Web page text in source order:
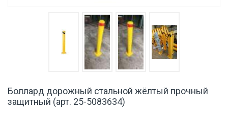
Боллард дорожный стальной жёлтый прочный
защитный (арт. 25-5083634)